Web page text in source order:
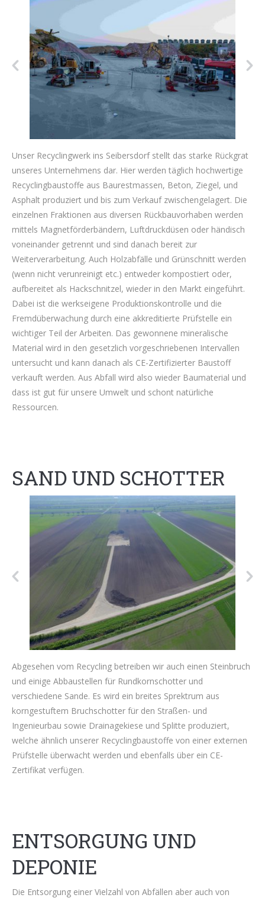
Unser Recyclingwerk ins Seibersdorf stellt das starke Rückgrat
unseres Unternehmens dar. Hier werden täglich hochwertige
Recyclingbaustoffe aus Baurestmassen, Beton, Ziegel, und
Asphalt produziert und bis zum Verkauf zwischengelagert. Die
einzelnen Fraktionen aus diversen Rückbauvorhaben werden
mittels Magnetförderbändern, Luftdruckdüsen oder händisch
voneinander getrennt und sind danach bereit zur
Weiterverarbeitung. Auch Holzabfälle und Grünschnitt werden
(wenn nicht verunreinigt etc.) entweder kompostiert oder,
aufbereitet als Hackschnitzel, wieder in den Markt eingeführt.
Dabei ist die werkseigene Produktionskontrolle und die
Fremdüberwachung durch eine akkreditierte Prüfstelle ein
wichtiger Teil der Arbeiten. Das gewonnene mineralische
Material wird in den gesetzlich vorgeschriebenen Intervallen
untersucht und kann danach als CE-Zertifizierter Baustoff
verkauft werden. Aus Abfall wird also wieder Baumaterial und
dass ist gut für unsere Umwelt und schont natürliche
Ressourcen.
SAND UND SCHOTTER
Abgesehen vom Recycling betreiben wir auch einen Steinbruch
und einige Abbaustellen für Rundkornschotter und
verschiedene Sande. Es wird ein breites Sprektrum aus
korngestuftem Bruchschotter für den Straßen- und
Ingenieurbau sowie Drainagekiese und Splitte produziert,
welche ähnlich unserer Recyclingbaustoffe von einer externen
Prüfstelle überwacht werden und ebenfalls über ein CE-
Zertifikat verfügen.
ENTSORGUNG UND
DEPONIE
Die Entsorgung einer Vielzahl von Abfällen aber auch von